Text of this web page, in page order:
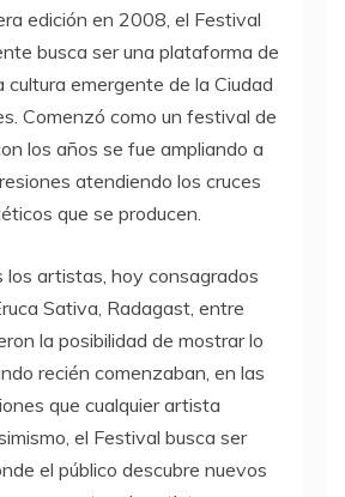
edición en 2008, el Festival
busca ser una plataforma de
cultura emergente de la Ciudad
Comenzó como un festival de
los años se fue ampliando a
atendiendo los cruces
que se producen.
los artistas, hoy consagrados
Sativa, Radagast, entre
la posibilidad de mostrar lo
recién comenzaban, en las
que cualquier artista
el Festival busca ser
el público descubre nuevos